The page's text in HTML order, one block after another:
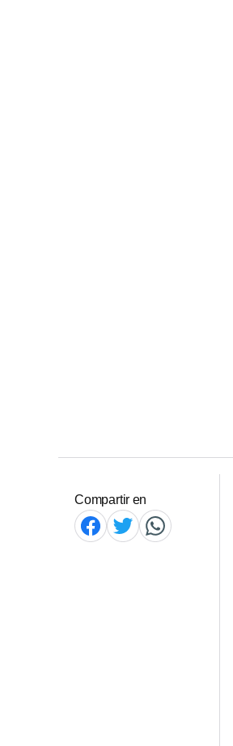
Compartir en